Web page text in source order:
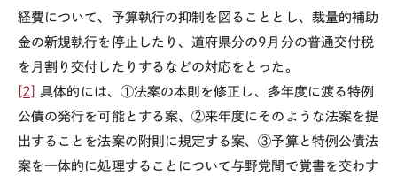
経費について、予算執行の抑制を図ることとし、裁量的補助
金の新規執行を停止したり、道府県分の9月分の普通交付税
を月割り交付したりするなどの対応をとった。
[2] 具体的には、 ①法案の本則を修正し、多年度に渡る特例
公債の発行を可能とする案、 ②来年度にそのような法案を提
出することを法案の附則に規定する案、③予算と特例公債法
案を一体的に処理することについて与野党間で覚書を交わす